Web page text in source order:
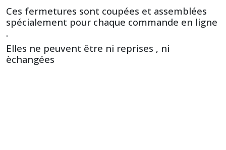
Ces fermetures sont coupées et assemblées
spécialement pour chaque commande en ligne
.
Elles ne peuvent être ni reprises , ni
èchangées